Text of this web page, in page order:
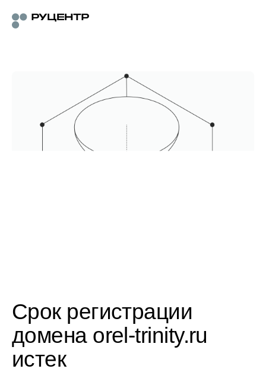
Срок регистрации
домена orel-trinity.ru
истек